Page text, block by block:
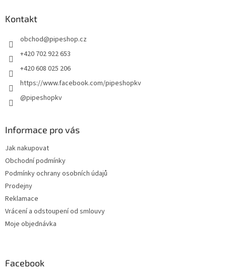
y
v
Kontakt
obchod@pipeshop.cz
+420 702 922 653
+420 608 025 206
https://www.facebook.com/pipeshopkv
@pipeshopkv
Informace pro vás
Jak nakupovat
Obchodní podmínky
Podmínky ochrany osobních údajů
Prodejny
Reklamace
Vrácení a odstoupení od smlouvy
Moje objednávka
Facebook